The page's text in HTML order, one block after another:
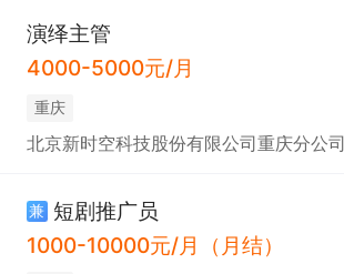
演绎主管
4000-5000元/月
重庆
北京新时空科技股份有限公司重庆分公司
兼 短剧推广员
1000-10000元/月（月结）